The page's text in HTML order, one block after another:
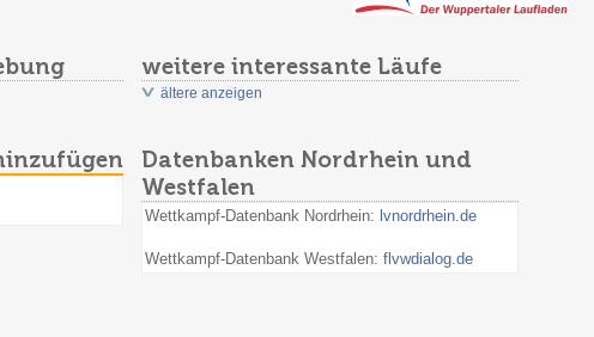
weitere interessante Läufe
ältere anzeigen
Datenbanken Nordrhein und
Westfalen
Wettkampf-Datenbank Nordrhein: lvnordrhein.de
Wettkampf-Datenbank Westfalen: flvwdialog.de